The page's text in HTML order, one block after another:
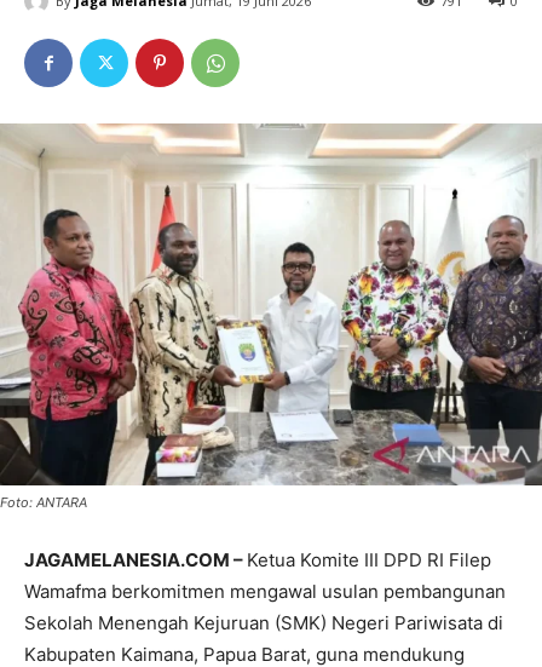
Foto: ANTARA
JAGAMELANESIA.COM – Ketua Komite III DPD RI Filep
Wamafma berkomitmen mengawal usulan pembangunan
Sekolah Menengah Kejuruan (SMK) Negeri Pariwisata di
Kabupaten Kaimana, Papua Barat, guna mendukung